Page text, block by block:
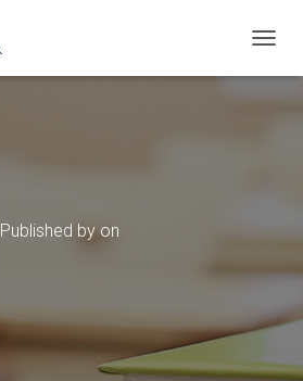
O
I
N
Published byon